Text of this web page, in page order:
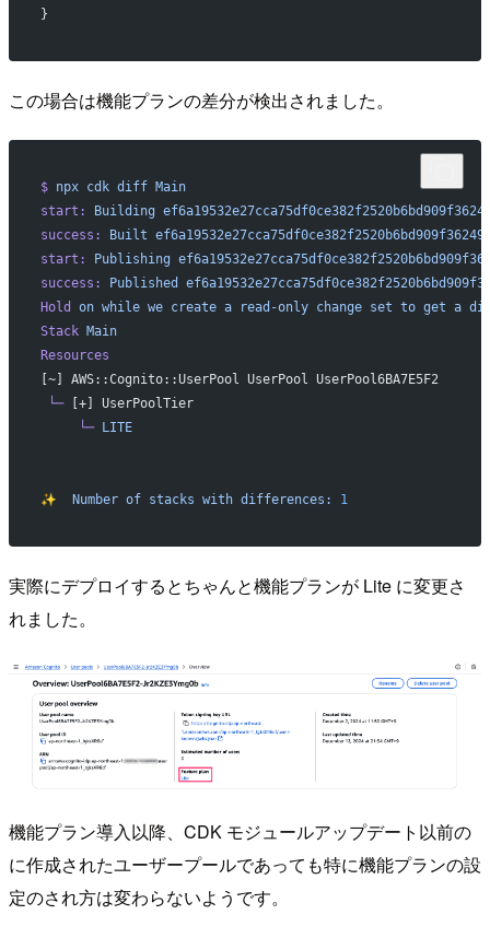
}
この場合は機能プランの差分が検出されました。
$ npx cdk diff Main
start:
Building
success:
Built
start:
Publishing
success:
Published
Hold
on while we create a read-only change set to get a
Stack Main
Resources
[~] AWS::Cognito::UserPool UserPool UserPool6BA7E5F2
└─ [+] UserPoolTier
     └─
LITE
✨
  Number
of stacks with differences: 1
実際にデプロイするとちゃんと機能プランが Lite に変更さ
れました。
機能プラン導入以降、CDK モジュールアップデート以前の
に作成されたユーザープールであっても特に機能プランの設
定のされ方は変わらないようです。